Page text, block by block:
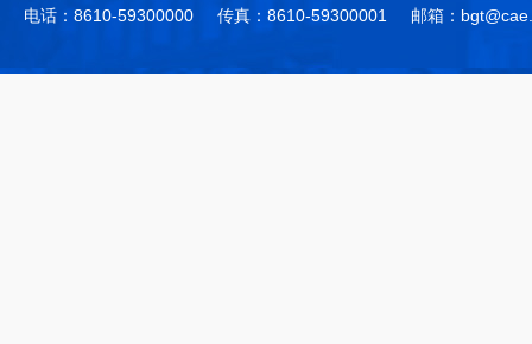
电话：8610-59300000
传真：8610-59300001 邮箱：